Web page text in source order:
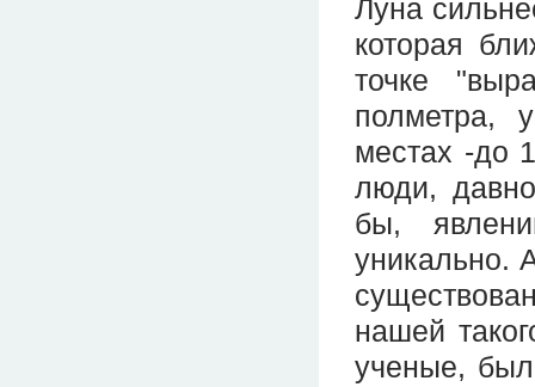
Луна
которая
точке
полметра,
местах -до
люди,
бы,
уникально.
нашей
ученые,